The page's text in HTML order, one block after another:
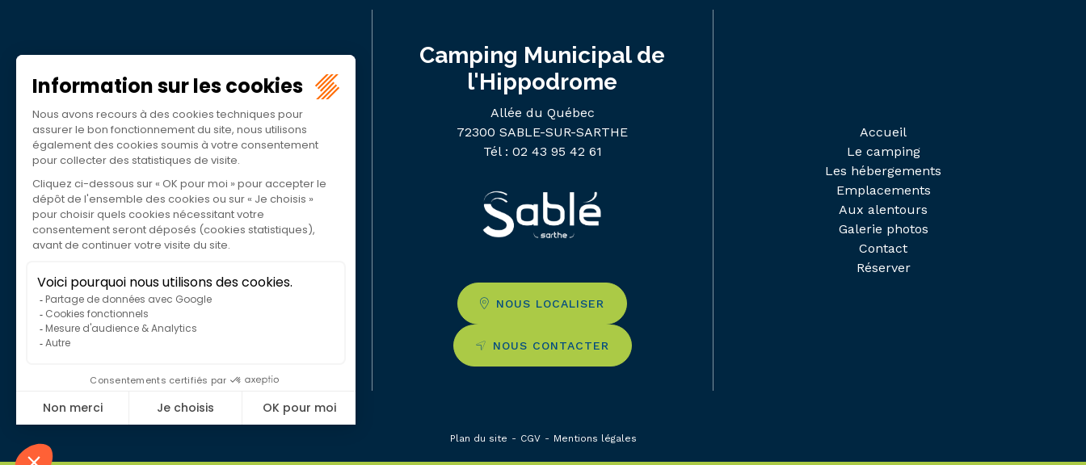
Camping Municipal de
l'Hippodrome
Allée du Québec
72300 SABLE-SUR-SARTHE
Tél : 02 43 95 42 61
NOUS LOCALISER
NOUS CONTACTER
Accueil
Le camping
Les hébergements
Emplacements
Aux alentours
Galerie photos
Contact
Réserver
Plan du site CGV Mentions légales